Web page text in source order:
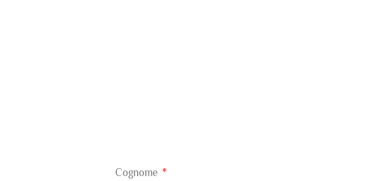
Cognome